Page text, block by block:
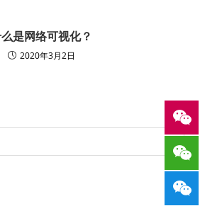
是网络可视化？
2020年3月2日